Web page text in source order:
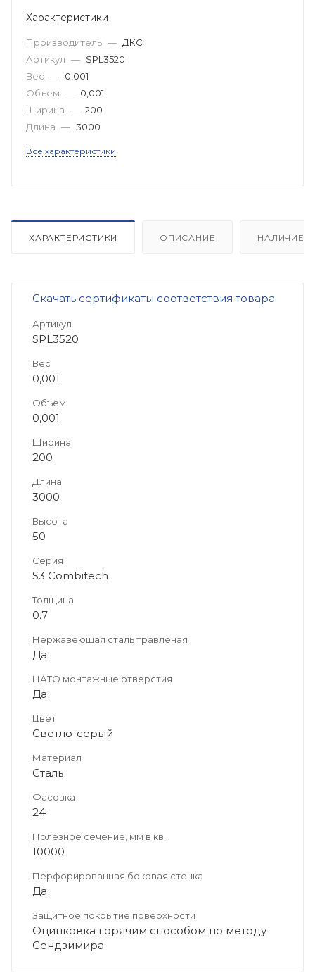
Характеристики
Производитель — ДКС
Артикул — SPL3520
Вес — 0,001
Объем — 0,001
Ширина — 200
Длина — 3000
Все характеристики
ХАРАКТЕРИСТИКИ ОПИСАНИЕ НАЛИЧИЕ
Скачать сертификаты соответствия товара
Артикул
SPL3520
Вес
0,001
Объем
0,001
Ширина
200
Длина
3000
Высота
50
Серия
S3 Combitech
Толщина
0.7
Нержавеющая сталь травлёная
Да
НАТО монтажные отверстия
Да
Цвет
Светло-серый
Материал
Сталь
Фасовка
24
Полезное сечение, мм в кв.
10000
Перфорированная боковая стенка
Да
Защитное покрытие поверхности
Оцинковка горячим способом по методу
Сендзимира